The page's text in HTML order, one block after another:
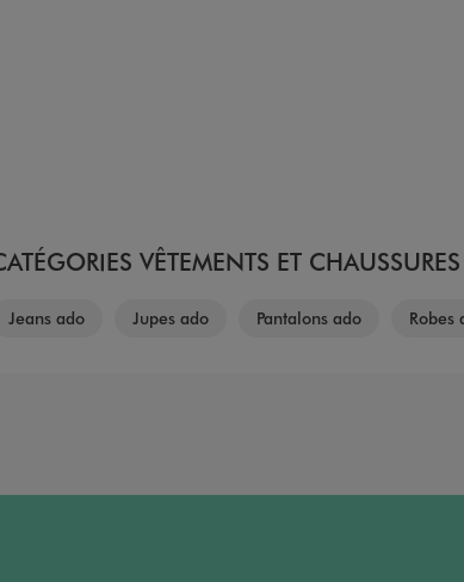
VÊTEMENTS ET
Jeans ado Jupes ado Pantalons ado Robes